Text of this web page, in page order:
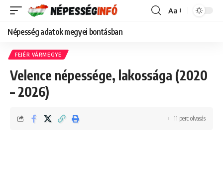
Font
Aa
Népesség adatok megyei bontásban
FEJÉR VÁRMEGYE
Velence népessége, lakossága (2020
– 2026)
11 perc olvasás